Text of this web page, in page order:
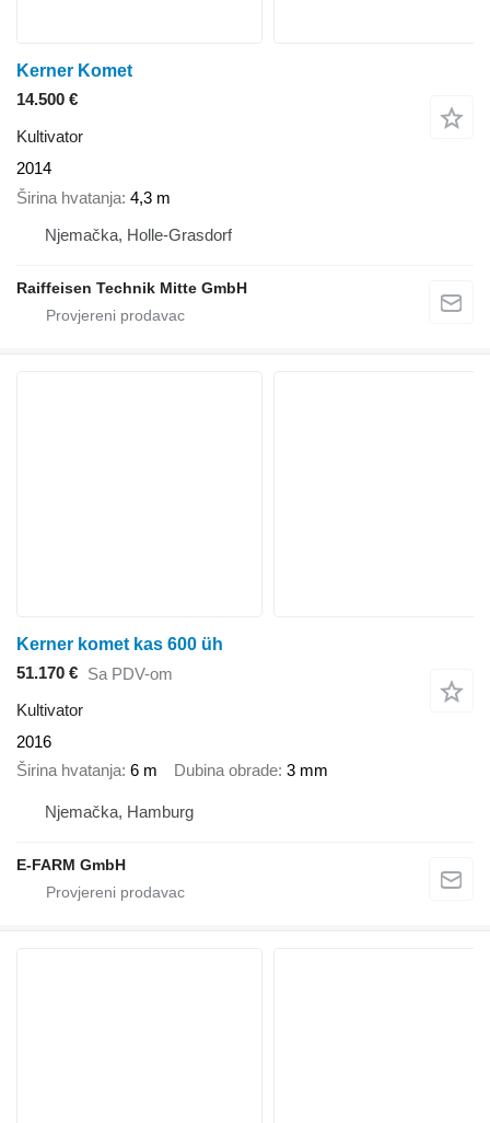
Kerner Komet
14.500 €
Kultivator
2014
Širina hvatanja 4,3 m
Njemačka, Holle-Grasdorf
Raiffeisen Technik Mitte GmbH
Kerner komet kas 600 üh
51.170 € Sa PDV-om
Kultivator
2016
Širina hvatanja 6 m Dubina obrade 3 mm
Njemačka, Hamburg
E-FARM GmbH